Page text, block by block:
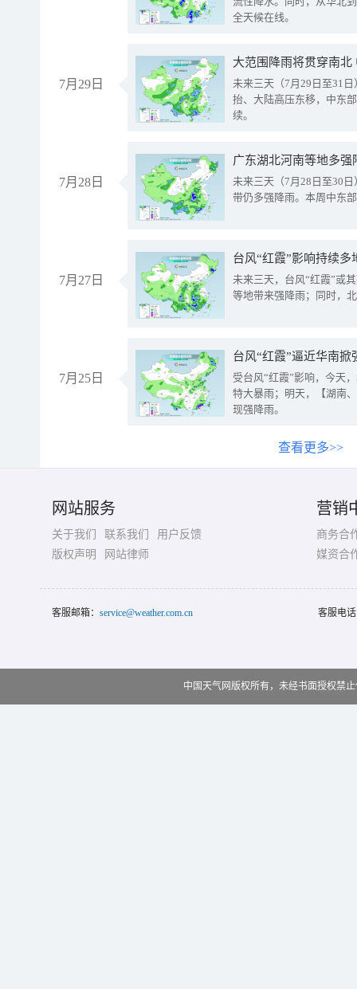
全天候在线。
7月29日
大范围降雨将贯穿南
未来三天（7月29日至31
抬、大陆高压东移，中东
续。
7月28日
广东湖北河南等地多
未来三天（7月28日至30
带仍多强降雨。本周中东
7月27日
台风“红霞”影响持续
未来三天，台风“红霞”或
等地带来强降雨；同时，
7月25日
台风“红霞”逼近华南
受台风“红霞”影响，今天
特大暴雨；明天，【湖南
现强降雨。
查看更多>>
网站服务
关于我们 联系我们
用户反馈
版权声明
网站律师
营销
商务合
媒资合
客服邮箱： service@weather.com.cn 客服电
中国天气网版权所有，未经书面授权